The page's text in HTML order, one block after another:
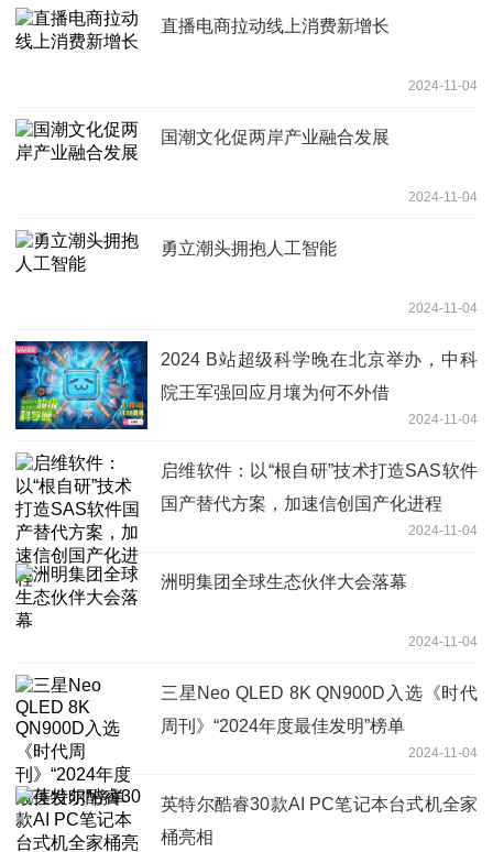
直播电商拉动线上消费新增长
2024-11-04
国潮文化促两岸产业融合发展
2024-11-04
勇立潮头拥抱人工智能
2024-11-04
2024 B站超级科学晚在北京举办，中科
院王军强回应月壤为何不外借
2024-11-04
启维软件：以“根自研”技术打造SAS软件
国产替代方案，加速信创国产化进程
2024-11-04
洲明集团全球生态伙伴大会落幕
2024-11-04
三星Neo QLED 8K QN900D入选《时代
周刊》“2024年度最佳发明”榜单
2024-11-04
英特尔酷睿30款AI PC笔记本台式机全家
桶亮相